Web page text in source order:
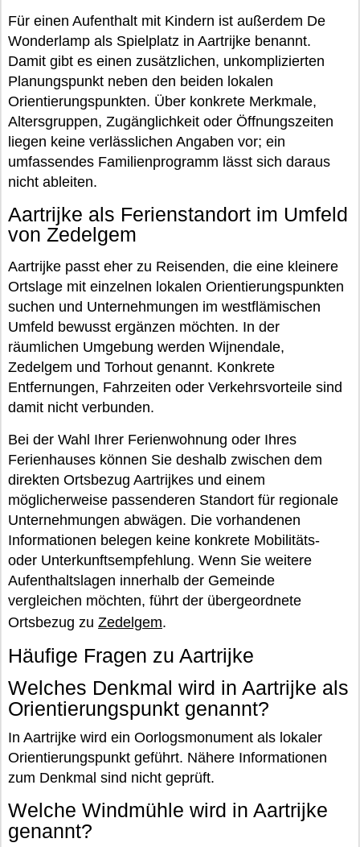
Für einen Aufenthalt mit Kindern ist außerdem De
Wonderlamp als Spielplatz in Aartrijke benannt.
Damit gibt es einen zusätzlichen, unkomplizierten
Planungspunkt neben den beiden lokalen
Orientierungspunkten. Über konkrete Merkmale,
Altersgruppen, Zugänglichkeit oder Öffnungszeiten
liegen keine verlässlichen Angaben vor; ein
umfassendes Familienprogramm lässt sich daraus
nicht ableiten.
Aartrijke als Ferienstandort im Umfeld
von Zedelgem
Aartrijke passt eher zu Reisenden, die eine kleinere
Ortslage mit einzelnen lokalen Orientierungspunkten
suchen und Unternehmungen im westflämischen
Umfeld bewusst ergänzen möchten. In der
räumlichen Umgebung werden Wijnendale,
Zedelgem und Torhout genannt. Konkrete
Entfernungen, Fahrzeiten oder Verkehrsvorteile sind
damit nicht verbunden.
Bei der Wahl Ihrer Ferienwohnung oder Ihres
Ferienhauses können Sie deshalb zwischen dem
direkten Ortsbezug Aartrijkes und einem
möglicherweise passenderen Standort für regionale
Unternehmungen abwägen. Die vorhandenen
Informationen belegen keine konkrete Mobilitäts-
oder Unterkunftsempfehlung. Wenn Sie weitere
Aufenthaltslagen innerhalb der Gemeinde
vergleichen möchten, führt der übergeordnete
Ortsbezug zu Zedelgem.
Häufige Fragen zu Aartrijke
Welches Denkmal wird in Aartrijke als
Orientierungspunkt genannt?
In Aartrijke wird ein Oorlogsmonument als lokaler
Orientierungspunkt geführt. Nähere Informationen
zum Denkmal sind nicht geprüft.
Welche Windmühle wird in Aartrijke
genannt?